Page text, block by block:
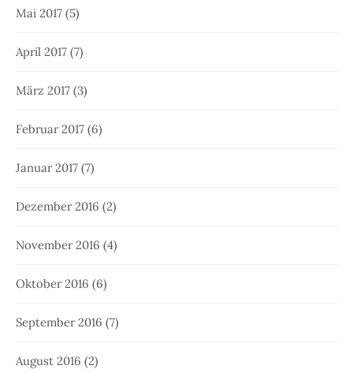
Mai 2017 (5)
April 2017 (7)
März 2017 (3)
Februar 2017 (6)
Januar 2017 (7)
Dezember 2016 (2)
November 2016 (4)
Oktober 2016 (6)
September 2016 (7)
August 2016 (2)